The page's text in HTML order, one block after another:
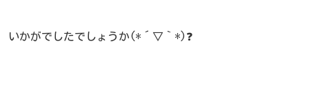
いかがでしたでしょうか(*´▽｀*)❓